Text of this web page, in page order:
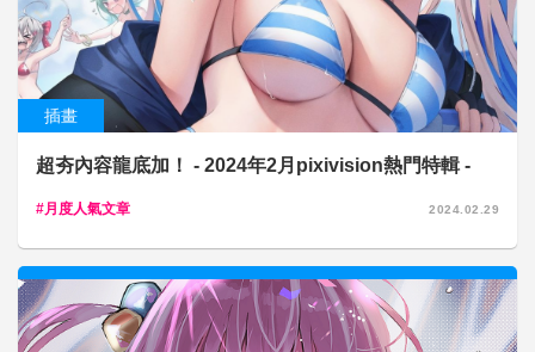
插畫
超夯內容龍底加！ - 2024年2月pixivision熱門特輯 -
月度人氣文章 2024.02.29